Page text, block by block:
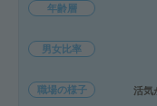
年齢層
男女比率
職場の様子 活気